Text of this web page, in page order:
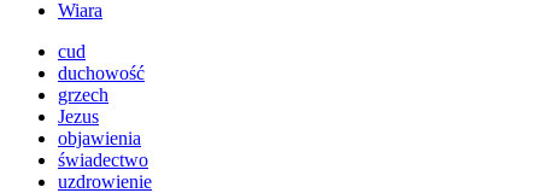
Wiara
cud
duchowość
grzech
Jezus
objawienia
świadectwo
uzdrowienie